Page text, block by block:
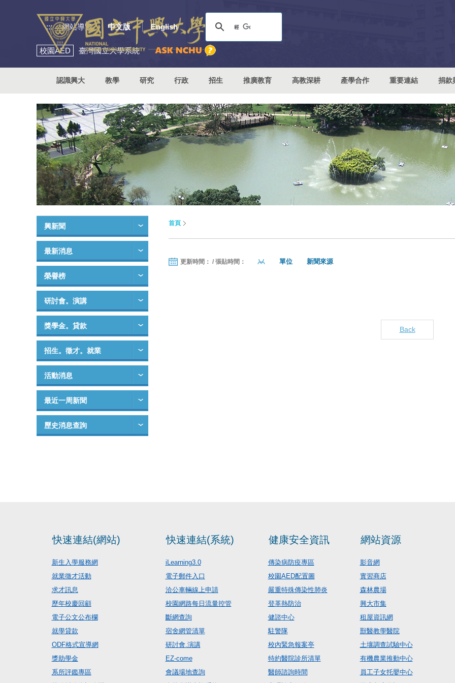
::: 網站導覽 中文版 English
校園AED 臺灣國立大學系統
認識興大 教學 研究 行政 招生 推廣教育 高教深耕 產學合作 重要連結 捐款
興新聞
最新消息
榮譽榜
研討會。演講
獎學金。貸款
招生。徵才。就業
活動消息
最近一周新聞
歷史消息查詢
首頁
更新時間： / 張貼時間： 單位 新聞來源
Back
快速連結(網站)
新生入學服務網
就業徵才活動
求才訊息
歷年校慶回顧
電子公文公布欄
就學貸款
ODF格式宣導網
獎助學金
系所評鑑專區
快速連結(系統)
iLearning3.0
電子郵件入口
洽公車輛線上申請
校園網路每日流量控管
斷網查詢
宿舍網管清單
研討會.演講
EZ-come
會議場地查詢
健康安全資訊
傳染病防疫專區
校園AED配置圖
嚴重特殊傳染性肺炎
登革熱防治
健諮中心
駐警隊
校內緊急報案亭
特約醫院診所清單
醫師諮詢時間
網站資源
影音網
實習商店
森林農場
興大市集
租屋資訊網
獸醫教學醫院
土壤調查試驗中心
有機農業推動中心
員工子女托嬰中心